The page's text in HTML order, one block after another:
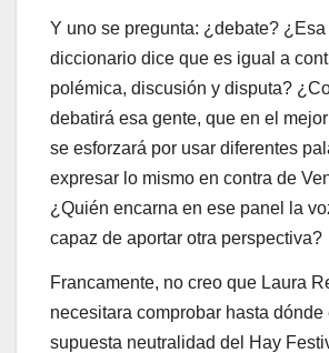
Y uno se pregunta: ¿debate? ¿Esa
diccionario dice que es igual a
polémica, discusión y disputa?
debatirá esa gente, que en el
se esforzará por usar diferentes
expresar lo mismo en contra de
¿Quién encarna en ese panel la
capaz de aportar otra perspectiva?
Francamente, no creo que Laura
necesitara comprobar hasta dónde
supuesta neutralidad del Hay